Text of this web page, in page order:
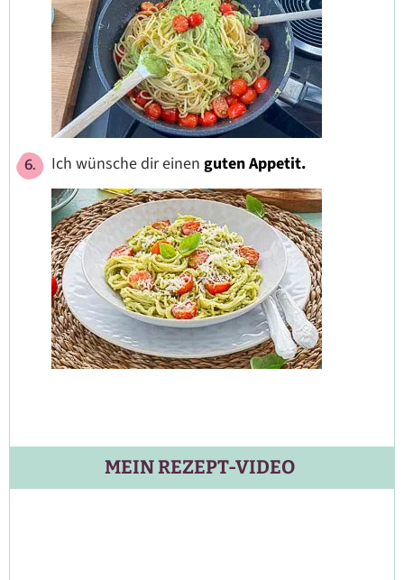
Ich wünsche dir einen guten Appetit.
MEIN REZEPT-VIDEO